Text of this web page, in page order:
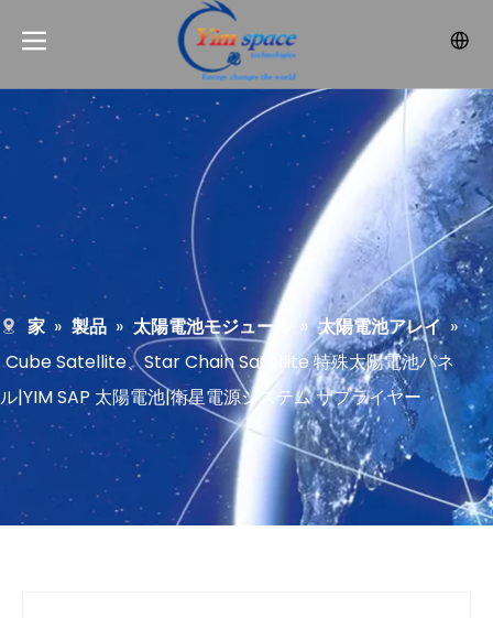
家 » 製品 » 太陽電池モジュール » 太陽電池アレイ »
Cube Satellite、Star Chain Satellite 特殊太陽電池パネ
ル|YIM SAP 太陽電池|衛星電源システム サプライヤー